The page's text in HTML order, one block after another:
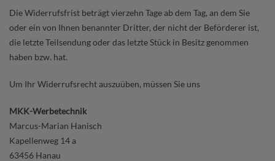
Die Widerrufsfrist beträgt vierzehn Tage ab dem Tag, an dem Sie
oder ein von Ihnen benannter Dritter, der nicht der Beförderer ist,
die letzte Teilsendung oder das letzte Stück in Besitz genommen
haben bzw. hat.
Um Ihr Widerrufsrecht auszuüben, müssen Sie uns
MKK-Werbetechnik
Marcus-Marian Hanisch
Kapellenweg 14 a
63456 Hanau